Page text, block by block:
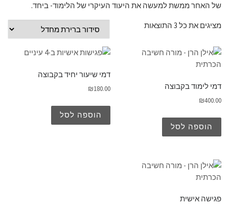
של האחר ממשת למעשה את היעוד העיקרי של הלימוד- ביחד.
מציגים את כל ⁦3⁩ התוצאות
דמי לימוד בקבוצה
₪400.00
הוספה לסל
דמי שיעור יחיד בקבוצה
₪180.00
הוספה לסל
פגישה אישית